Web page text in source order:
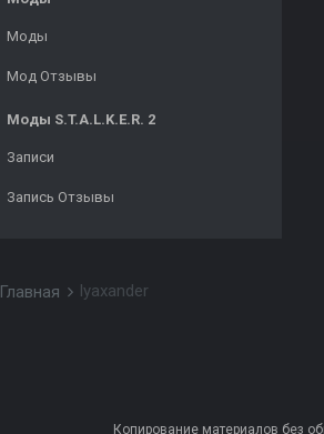
Моды
Мод Отзывы
Моды S.T.A.L.K.E.R. 2
Записи
Запись Отзывы
Главная lyaxander
Копирование материалов без